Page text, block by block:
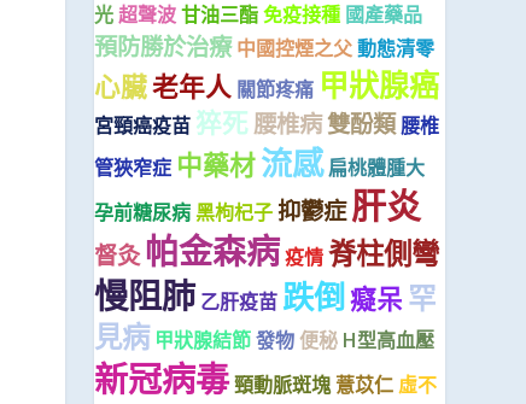
光超聲波甘油三酯免疫接種 國產藥品
預防勝於治療 中國控煙之父動態清零
心臟老年人 關節疼痛 甲狀腺癌
宮頸癌疫苗 猝死腰椎病雙酚類 腰椎
管狹窄症 中藥材流感 扁桃體腫大
孕前糖尿病黑枸杞子抑鬱症肝炎
督灸帕金森病疫情脊柱側彎
慢阻肺 乙肝疫苗 跌倒癡呆 罕
見病 甲狀腺結節發物便秘 H型高血壓
新冠病毒頸動脈斑塊薏苡仁 虛不